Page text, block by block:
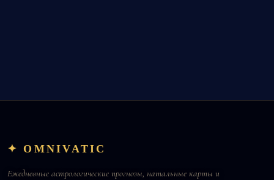
✦ OMNIVATIC
Ежедневные астрологические прогнозы, натальные карты и